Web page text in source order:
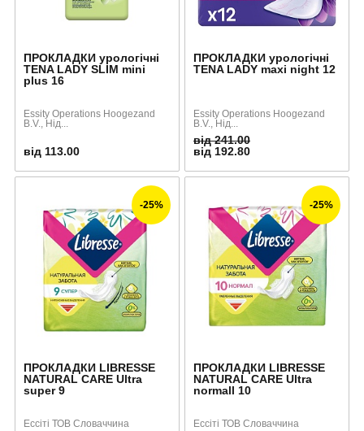
ПРОКЛАДКИ урологічні
TENA LADY SLIM mini
plus 16
Essity Operations Hoogezand
B.V., Нід...
від 113.00
ПРОКЛАДКИ урологічні
TENA LADY maxi night 12
Essity Operations Hoogezand
B.V., Нід...
від 241.00
від 192.80
-25%
ПРОКЛАДКИ LIBRESSE
NATURAL CARE Ultra
super 9
Ессіті ТОВ Словаччина
-25%
ПРОКЛАДКИ LIBRESSE
NATURAL CARE Ultra
normall 10
Ессіті ТОВ Словаччина